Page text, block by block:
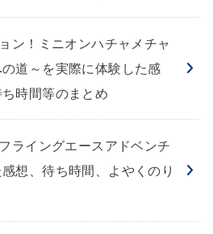
ン！ミニオンハチャメチャ
道～を実際に体験した感
時間等のまとめ
ライングエースアドベンチ
想、待ち時間、よやくのり